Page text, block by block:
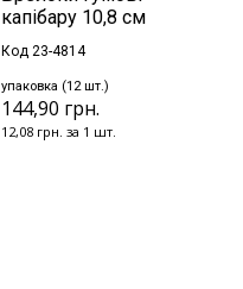
капібару 10,8 см
Код 23-4814
упаковка (12 шт.)
144,90 грн.
12,08 грн. за 1 шт.